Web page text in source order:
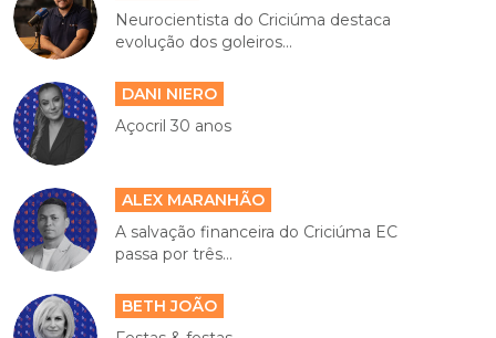
Neurocientista do Criciúma destaca
evolução dos goleiros...
DANI NIERO
Açocril 30 anos
ALEX MARANHÃO
A salvação financeira do Criciúma EC
passa por três...
BETH JOÃO